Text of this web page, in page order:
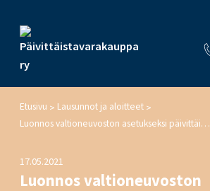
Etusivu > Lausunnot ja aloitteet >
Luonnos valtioneuvoston asetukseksi päivittäistavarakauppapalveluiden tukemisesta monipalvelupisteinä harvaan asutuilla maaseutualueilla vuosina 2019-2021 annetun valtioneuvoston asetuksen muuttamisesta
17.05.2021
Luonnos valtioneuvoston